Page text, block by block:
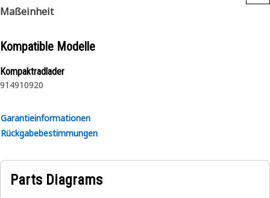
Maßeinheit
Kompatible Modelle
Kompaktradlader
914910920
Garantieinformationen
Rückgabebestimmungen
Parts Diagrams